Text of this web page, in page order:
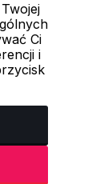
|
Ci
i